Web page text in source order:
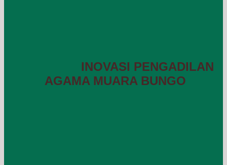
INOVASI PENGADILAN
AGAMA MUARA BUNGO